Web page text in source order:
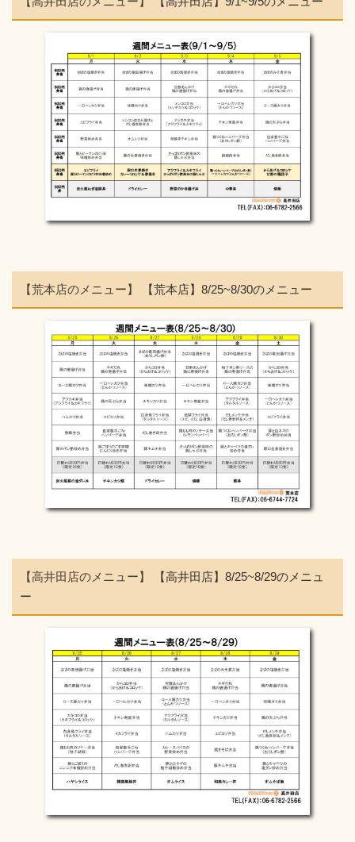
【荒本店のメニュー】 【荒本店】8/25~8/30のメニュー
【高井田店のメニュー】
【高井田店】8/25~8/29のメニュ
ー